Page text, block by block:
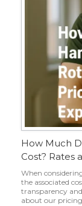
How Much
Cost? Rates
When
the associated
transparency
about our